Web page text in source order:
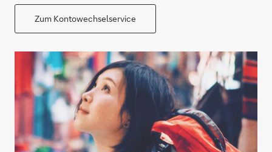
Zum Kontowechselservice